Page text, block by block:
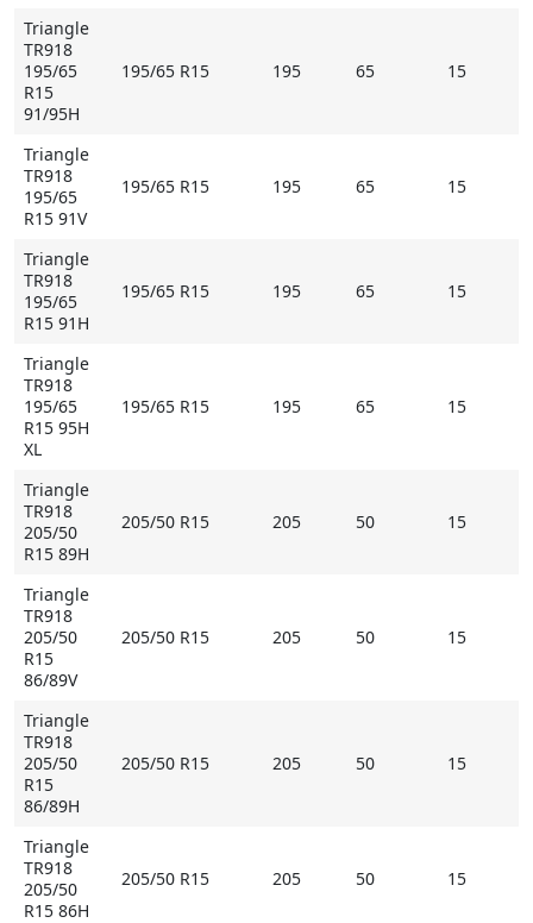
Triangle
TR918
195/65
R15
91/95H
195/65 R15 195 65 15
Triangle
TR918
195/65
R15 91V
195/65 R15 195 65 15
Triangle
TR918
195/65
R15 91H
195/65 R15 195 65 15
Triangle
TR918
195/65
R15 95H
XL
195/65 R15 195 65 15
Triangle
TR918
205/50
R15 89H
205/50 R15 205 50 15
Triangle
TR918
205/50
R15
86/89V
205/50 R15 205 50 15
Triangle
TR918
205/50
R15
86/89H
205/50 R15 205 50 15
Triangle
TR918
205/50
R15 86H
205/50 R15 205 50 15